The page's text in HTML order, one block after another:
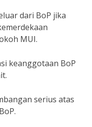
dari BoP jika
MUI.
keanggotaan BoP
serius atas